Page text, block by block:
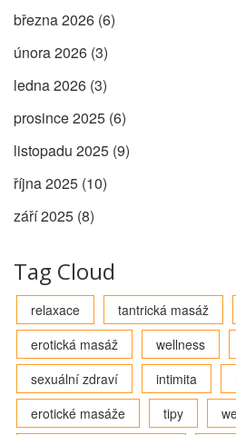
března 2026 (6)
února 2026 (3)
ledna 2026 (3)
prosince 2025 (6)
listopadu 2025 (9)
října 2025 (10)
září 2025 (8)
Tag Cloud
relaxace tantrická masáž
erotická masáž
wellness
sexuální zdraví
intimita
erotické masáže
tipy